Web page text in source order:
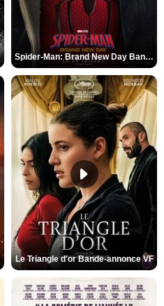
Spider-Man: Brand New Day Bande-annonce VO STFR
Le Triangle d'or Bande-annonce VF